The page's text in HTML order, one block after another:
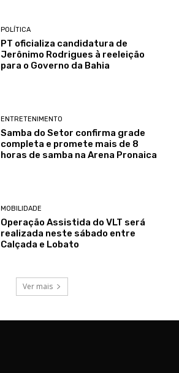
POLÍTICA
PT oficializa candidatura de
Jerônimo Rodrigues à reeleição
para o Governo da Bahia
ENTRETENIMENTO
Samba do Setor confirma grade
completa e promete mais de 8
horas de samba na Arena Pronaica
MOBILIDADE
Operação Assistida do VLT será
realizada neste sábado entre
Calçada e Lobato
Ver mais